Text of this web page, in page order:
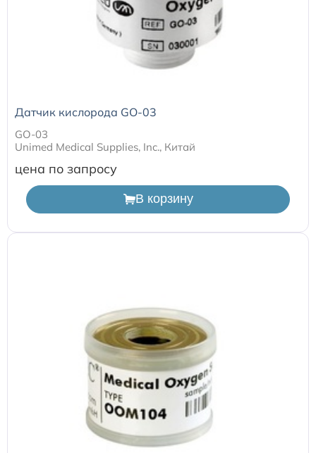
Датчик кислорода GO-03
GO-03
Unimed Medical Supplies, Inc., Китай
цена по запросу
В корзину